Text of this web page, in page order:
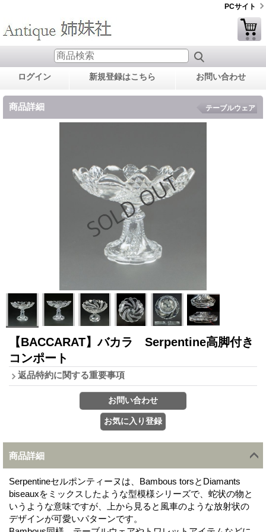
PCサイト
ログイン 新規登録はこちら お問い合わせ
商品詳細 テーブルウェア
【BACCARAT】バカラ Serpentine高脚付き
コンポート
返品特約に関する重要事項
商品詳細
Serpentineセルポンティーヌは、Bambous torsとDiamants
biseauxをミックスしたような型模様シリーズで、蛇状の物と
いうような意味ですが、上から見ると風車のような放射状の
デザインが可愛いパターンです。